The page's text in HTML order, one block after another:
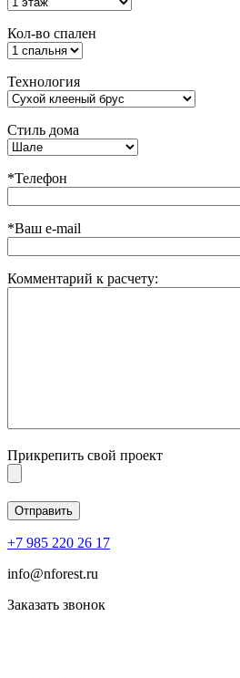
Кол-во спален
Технология
Стиль дома
*Телефон
*Ваш e-mail
Комментарий к расчету:
Прикрепить свой проект
+7 985 220 26 17
info@nforest.ru
Заказать звонок